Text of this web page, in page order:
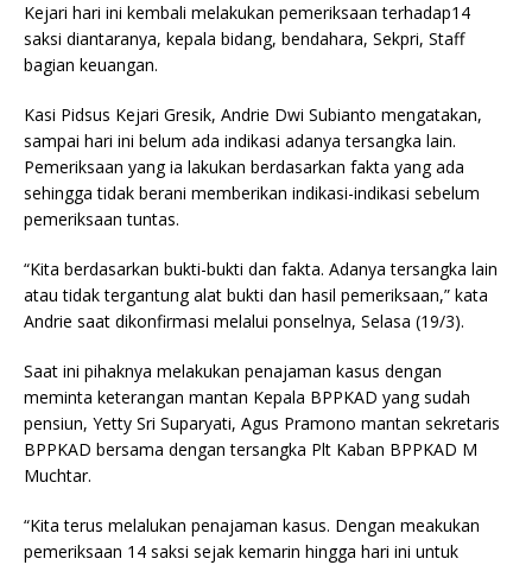
Kejari hari ini kembali melakukan pemeriksaan terhadap14
saksi diantaranya, kepala bidang, bendahara, Sekpri, Staff
bagian keuangan.
Kasi Pidsus Kejari Gresik, Andrie Dwi Subianto mengatakan,
sampai hari ini belum ada indikasi adanya tersangka lain.
Pemeriksaan yang ia lakukan berdasarkan fakta yang ada
sehingga tidak berani memberikan indikasi-indikasi sebelum
pemeriksaan tuntas.
“Kita berdasarkan bukti-bukti dan fakta. Adanya tersangka lain
atau tidak tergantung alat bukti dan hasil pemeriksaan,” kata
Andrie saat dikonfirmasi melalui ponselnya, Selasa (19/3).
Saat ini pihaknya melakukan penajaman kasus dengan
meminta keterangan mantan Kepala BPPKAD yang sudah
pensiun, Yetty Sri Suparyati, Agus Pramono mantan sekretaris
BPPKAD bersama dengan tersangka Plt Kaban BPPKAD M
Muchtar.
“Kita terus melalukan penajaman kasus. Dengan meakukan
pemeriksaan 14 saksi sejak kemarin hingga hari ini untuk